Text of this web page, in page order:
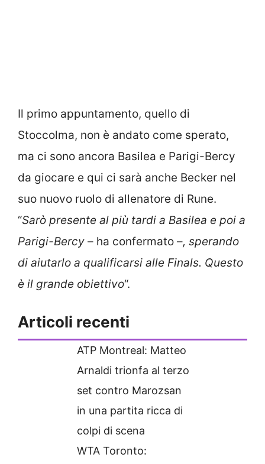
Il primo appuntamento, quello di
Stoccolma, non è andato come sperato,
ma ci sono ancora Basilea e Parigi-Bercy
da giocare e qui ci sarà anche Becker nel
suo nuovo ruolo di allenatore di Rune.
“Sarò presente al più tardi a Basilea e poi a
Parigi-Bercy – ha confermato –, sperando
di aiutarlo a qualificarsi alle Finals. Questo
è il grande obiettivo“.
Articoli recenti
ATP Montreal: Matteo
Arnaldi trionfa al terzo
set contro Marozsan
in una partita ricca di
colpi di scena
WTA Toronto: